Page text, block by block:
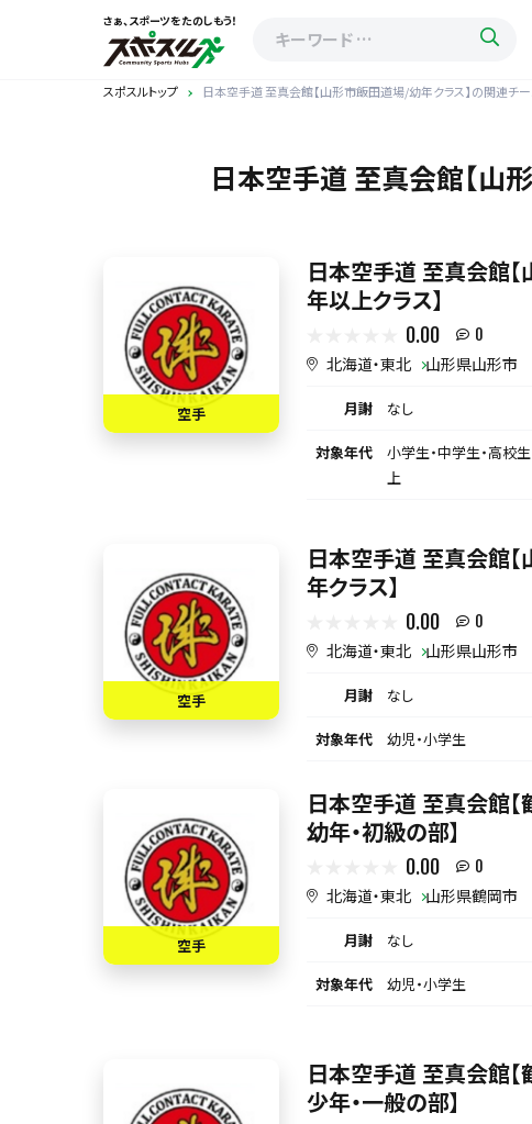
さぁ、スポーツをたのしもう！
スポスルトップ 日本空手道 至真会館【山形市飯田道場/幼年クラス】の関連チ
日本空手道 至真会館【山
空手
日本空手道 至真会館
年以上クラス】
0.00 0
北海道・東北 山形県山形市
月謝 なし
対象年代
小学生・中学生・高校
上
空手
日本空手道 至真会館
年クラス】
0.00 0
北海道・東北 山形県山形市
月謝 なし
対象年代 幼児・小学生
空手
日本空手道 至真会館
幼年・初級の部】
0.00 0
北海道・東北 山形県鶴岡市
月謝 なし
対象年代 幼児・小学生
日本空手道 至真会館
少年・一般の部】